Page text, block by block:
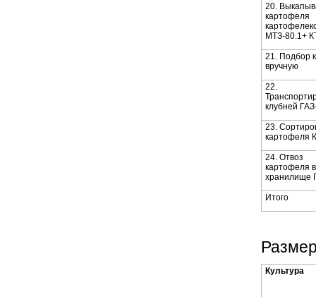
20.
картофеля
МТЗ-80.1+
21. Подбор
вручную
22.
клубней
23.
картофеля
24. Отвоз
картофеля в
хранилище
Итого
Культура